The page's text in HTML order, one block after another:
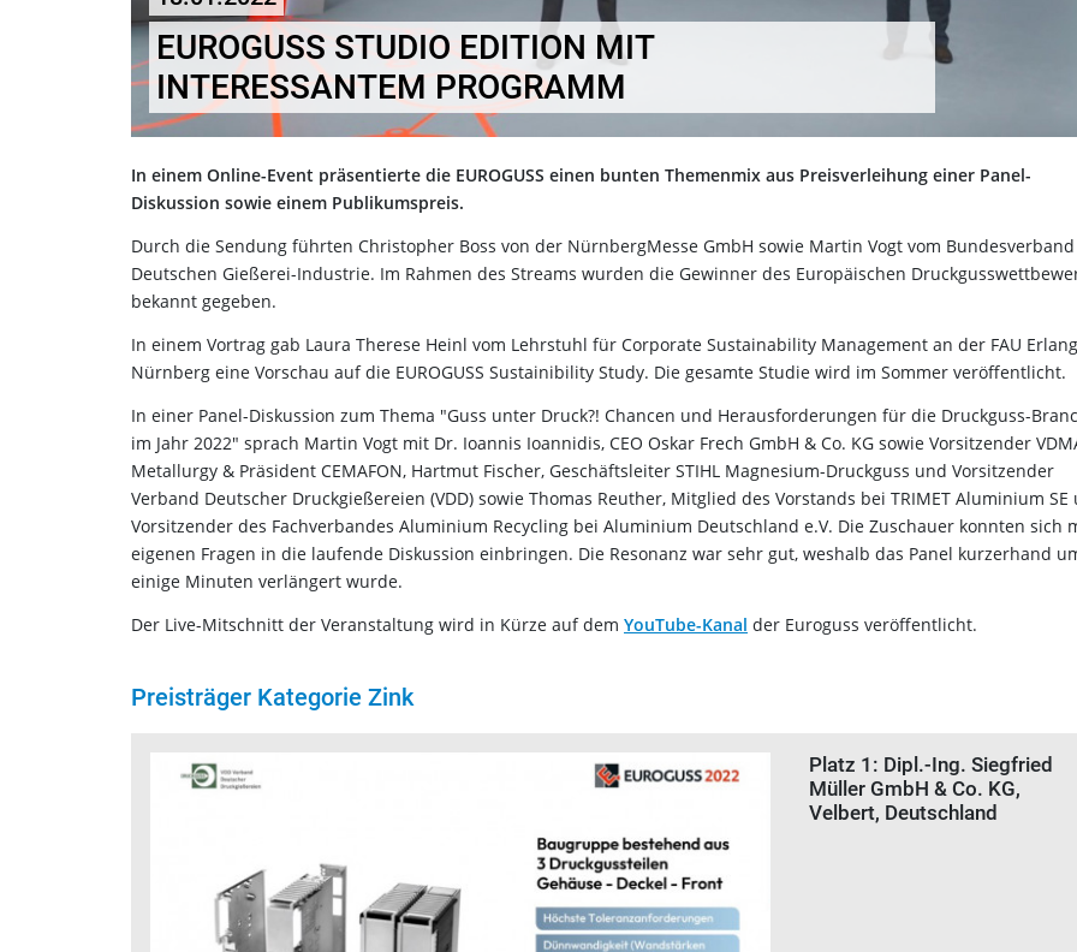
EUROGUSS STUDIO EDITION MIT
INTERESSANTEM PROGRAMM
In einem Online-Event präsentierte die EUROGUSS einen bunten Themenmix aus Preisverleihung einer Panel-
Diskussion sowie einem Publikumspreis.
Durch die Sendung führten Christopher Boss von der NürnbergMesse GmbH sowie Martin Vogt vom
Deutschen Gießerei-Industrie. Im Rahmen des Streams wurden die Gewinner des Europäischen
bekannt gegeben.
In einem Vortrag gab Laura Therese Heinl vom Lehrstuhl für Corporate Sustainability Management an der FAU
Nürnberg eine Vorschau auf die EUROGUSS Sustainibility Study. Die gesamte Studie wird im Sommer veröffentlicht.
In einer Panel-Diskussion zum Thema "Guss unter Druck?! Chancen und Herausforderungen für die Druckguss-
im Jahr 2022" sprach Martin Vogt mit Dr. Ioannis Ioannidis, CEO Oskar Frech GmbH & Co. KG sowie Vorsitzender
Metallurgy & Präsident CEMAFON, Hartmut Fischer, Geschäftsleiter STIHL Magnesium-Druckguss und Vorsitzender
Verband Deutscher Druckgießereien (VDD) sowie Thomas Reuther, Mitglied des Vorstands bei TRIMET Aluminium SE
Vorsitzender des Fachverbandes Aluminium Recycling bei Aluminium Deutschland e.V. Die Zuschauer konnten sich
eigenen Fragen in die laufende Diskussion einbringen. Die Resonanz war sehr gut, weshalb das Panel kurzerhand
einige Minuten verlängert wurde.
Der Live-Mitschnitt der Veranstaltung wird in Kürze auf dem YouTube-Kanal der Euroguss veröffentlicht.
Preisträger Kategorie Zink
Platz 1: Dipl.-Ing. Siegfried
Müller GmbH & Co. KG,
Velbert, Deutschland